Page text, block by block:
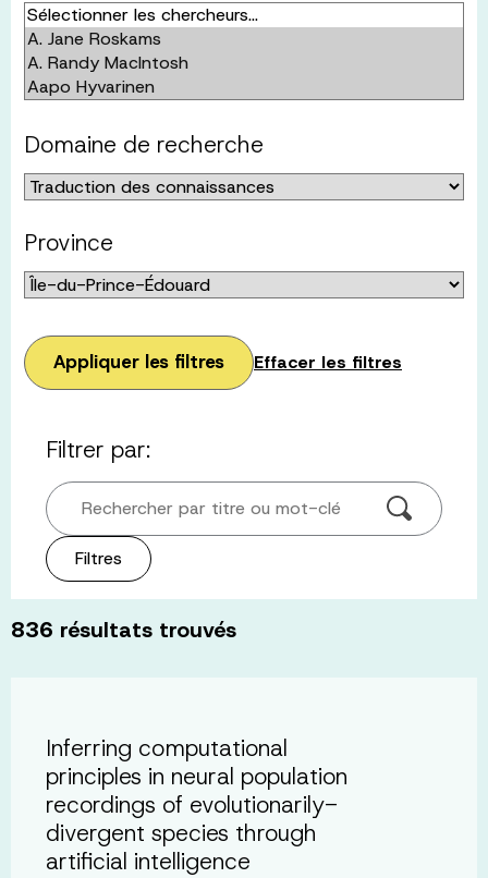
Domaine de recherche
Province
Appliquer les filtres Effacer les filtres
Filtrer par:
Rechercher par titre ou mot-clé
Filtres
836 résultats trouvés
Inferring computational
principles in neural population
recordings of evolutionarily-
divergent species through
artificial intelligence